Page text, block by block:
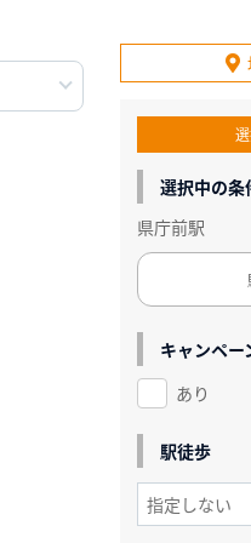
選択中の条
県庁前駅
キャンペー
あり
駅徒歩